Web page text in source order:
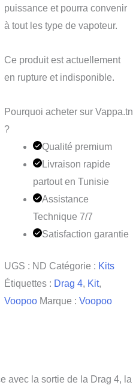
puissance et pourra convenir
à tout les type de vapoteur.
Ce produit est actuellement
en rupture et indisponible.
Pourquoi acheter sur Vappa.tn
?
Qualité premium
Livraison rapide
partout en Tunisie
Assistance
Technique 7/7
Satisfaction garantie
UGS : ND Catégorie : Kits
Étiquettes : Drag 4, Kit,
Voopoo Marque : Voopoo
avec la sortie de la Drag 4, la